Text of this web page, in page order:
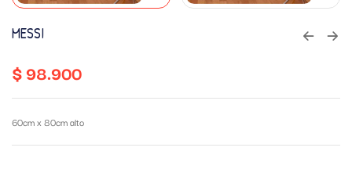
MESSI
$98.900
60cm x 80cm alto